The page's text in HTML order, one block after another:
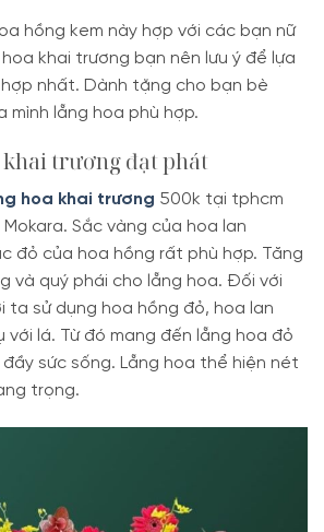
hồng kem này hợp với các bạn nữ
khai trương bạn nên lưu ý để lựa
nhất. Dành tặng cho bạn bè
mình lẵng hoa phù hợp.
khai trương đạt phát
hoa khai trương 500k tại tphcm
Sắc vàng của hoa lan
đỏ của hoa hồng rất phù hợp. Tăng
và quý phái cho lẵng hoa. Đối với
ta sử dụng hoa hồng đỏ, hoa lan
với lá. Từ đó mang đến lẵng hoa đỏ
sức sống. Lẵng hoa thể hiện nét
trọng.